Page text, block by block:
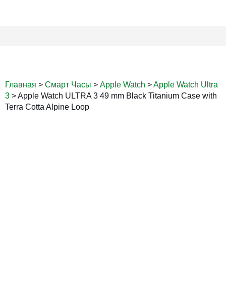
Главная > Смарт Часы > Apple Watch >Apple Watch Ultra
3 >Apple Watch ULTRA 3 49 mm Black Titanium Case with
Terra Cotta Alpine Loop